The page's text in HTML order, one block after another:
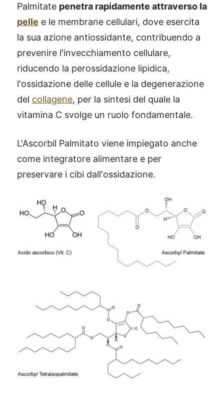
Palmitate penetra rapidamente attraverso la
pelle e le membrane cellulari, dove esercita
la sua azione antiossidante, contribuendo a
prevenire l'invecchiamento cellulare,
riducendo la perossidazione lipidica,
l'ossidazione delle cellule e la degenerazione
del collagene, per la sintesi del quale la
vitamina C svolge un ruolo fondamentale.
L'Ascorbil Palmitato viene impiegato anche
come integratore alimentare e per
preservare i cibi dall'ossidazione.